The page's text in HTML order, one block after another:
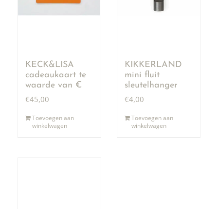
KECK&LISA
cadeaukaart te
waarde van €
50,00
€45,00
Toevoegen aan
winkelwagen
KIKKERLAND
mini fluit
sleutelhanger
€4,00
Toevoegen aan
winkelwagen